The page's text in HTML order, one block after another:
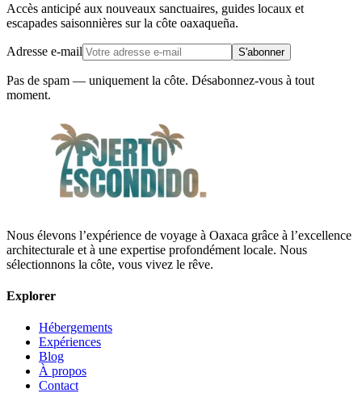
Accès anticipé aux nouveaux sanctuaires, guides locaux et
escapades saisonnières sur la côte oaxaqueña.
Adresse e-mail S'abonner
Pas de spam — uniquement la côte. Désabonnez-vous à tout
moment.
Nous élevons l’expérience de voyage à Oaxaca grâce à l’excellence
architecturale et à une expertise profondément locale. Nous
sélectionnons la côte, vous vivez le rêve.
Explorer
Hébergements
Expériences
Blog
À propos
Contact